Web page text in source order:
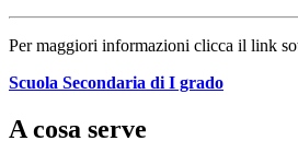
Per maggiori informazioni clicca il link
Scuola Secondaria di I grado
A cosa serve